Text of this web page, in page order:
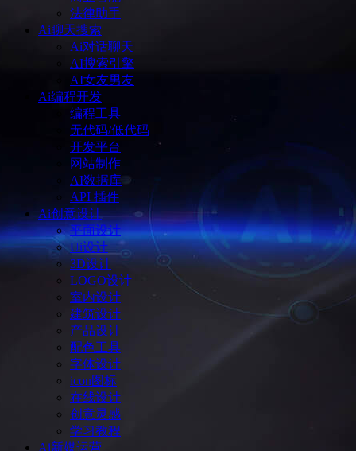
法律助手
Ai聊天搜索
Ai对话聊天
AI搜索引擎
AI女友男友
Ai编程开发
编程工具
无代码/低代码
开发平台
网站制作
AI数据库
API 插件
Ai创意设计
平面设计
Ui设计
3D设计
LOGO设计
室内设计
建筑设计
产品设计
配色工具
字体设计
icon图标
在线设计
创意灵感
学习教程
Ai新媒运营